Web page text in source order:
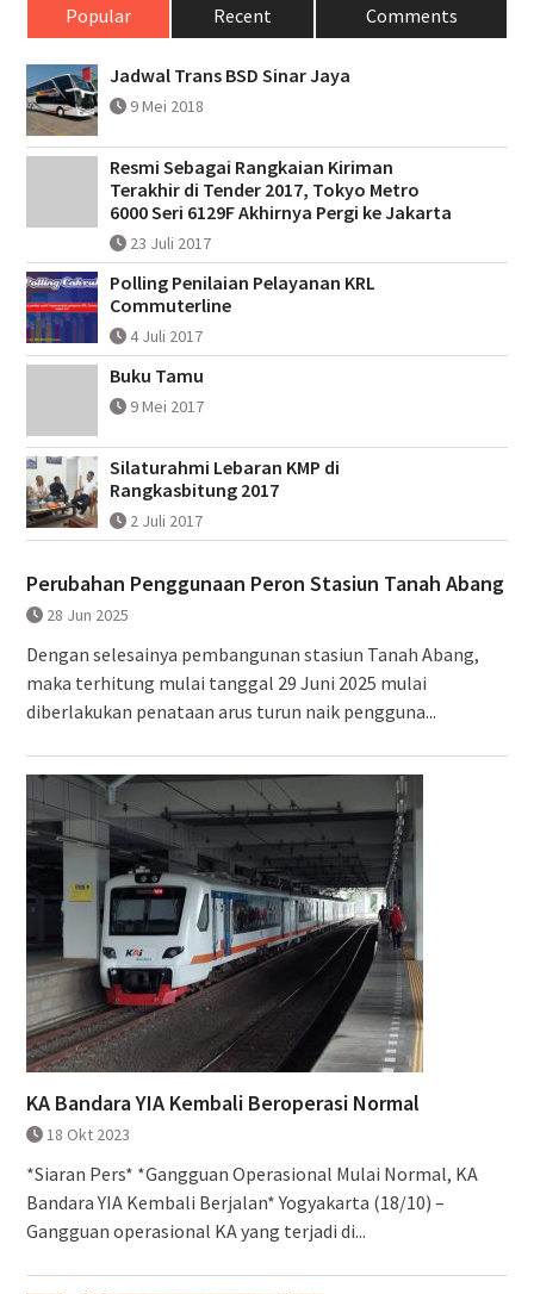
Popular Recent Comments
Jadwal Trans BSD Sinar Jaya
9 Mei 2018
Resmi Sebagai Rangkaian Kiriman
Terakhir di Tender 2017, Tokyo Metro
6000 Seri 6129F Akhirnya Pergi ke Jakarta
23 Juli 2017
Polling Penilaian Pelayanan KRL
Commuterline
4 Juli 2017
Buku Tamu
9 Mei 2017
Silaturahmi Lebaran KMP di
Rangkasbitung 2017
2 Juli 2017
Perubahan Penggunaan Peron Stasiun Tanah Abang
28 Jun 2025
Dengan selesainya pembangunan stasiun Tanah Abang,
maka terhitung mulai tanggal 29 Juni 2025 mulai
diberlakukan penataan arus turun naik pengguna...
KA Bandara YIA Kembali Beroperasi Normal
18 Okt 2023
*Siaran Pers* *Gangguan Operasional Mulai Normal, KA
Bandara YIA Kembali Berjalan* Yogyakarta (18/10) –
Gangguan operasional KA yang terjadi di...